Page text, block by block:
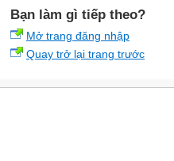
Bạn làm gì tiếp theo?
Mở trang đăng nhập
Quay trở lại trang trước